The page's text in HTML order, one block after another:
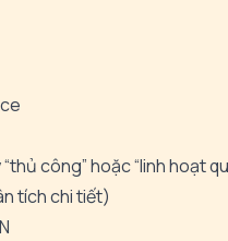
công” hoặc “linh hoạt
tích chi tiết)